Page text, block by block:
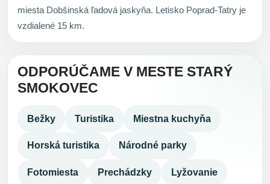
miesta Dobšinská ľadová jaskyňa. Letisko Poprad-Tatry je
vzdialené 15 km.
ODPORÚČAME V MESTE STARÝ
SMOKOVEC
Bežky Turistika Miestna kuchyňa
Horská turistika Národné parky
Fotomiesta Prechádzky Lyžovanie